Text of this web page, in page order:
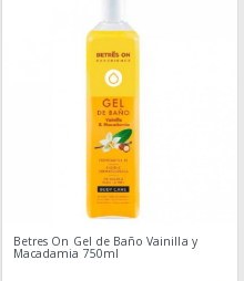
Betres On Gel de Baño Vainilla y
Macadamia 750ml